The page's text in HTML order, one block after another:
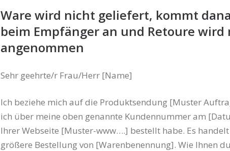
Ware wird nicht geliefert, kommt
beim Empfänger an und Retoure wird
angenommen
Sehr geehrte/r Frau/Herr [Name]
Ich beziehe mich auf die Produktsendung [Muster
ich über meine oben genannte Kundennummer am
Ihrer Webseite [Muster-www….] bestellt habe. Es
größere Bestellung von [Warenbenennung]. Wie Ihnen